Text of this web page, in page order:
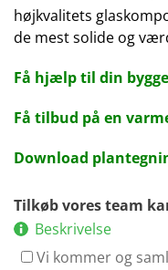
højkvalitets
de mest solide og
Få hjælp til din
Få tilbud på en
Download
Tilkøb vores team
Beskrivelse
Vi kommer og